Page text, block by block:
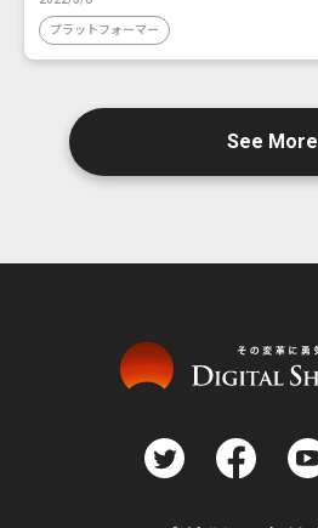
プラットフォーマー
See More